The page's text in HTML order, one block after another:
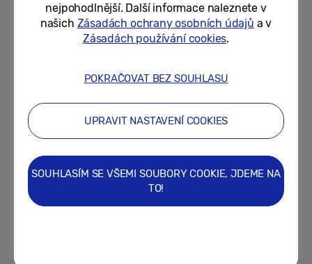
[Editorial] Samsung a Zero Trust
aneb Jak se udává směr v
zabezpečení podnikových...
Galaxy Z Fold7 vs. Galaxy Z
Flip7: Která skládačka je pro vás
ta pravá?
nejpohodlnější. Další informace naleznete v
našich Zásadách ochrany osobních údajů a v
Zásadách používání cookies.
POKRAČOVAT BEZ SOUHLASU
UPRAVIT NASTAVENÍ COOKIES
SOUHLASÍM SE VŠEMI SOUBORY COOKIE, JDEME NA
TO!